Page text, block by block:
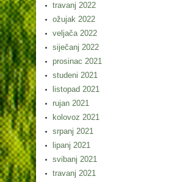
travanj 2022
ožujak 2022
veljača 2022
siječanj 2022
prosinac 2021
studeni 2021
listopad 2021
rujan 2021
kolovoz 2021
srpanj 2021
lipanj 2021
svibanj 2021
travanj 2021